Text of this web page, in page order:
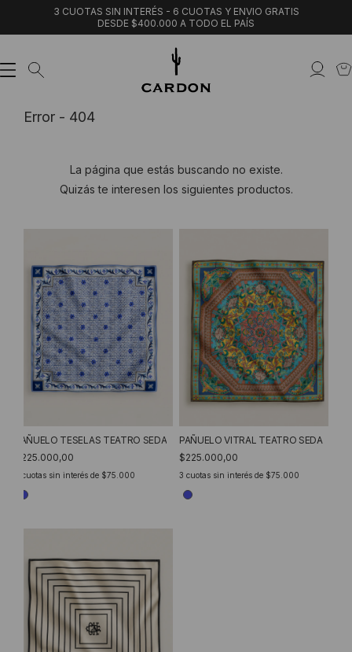
3 CUOTAS SIN INTERÉS - 6 CUOTAS Y ENVIO GRATIS
DESDE $400.000 A TODO EL PAÍS
Error - 404
La página que estás buscando no existe.
Quizás te interesen los siguientes productos.
PAÑUELO TESELAS TEATRO SEDA
$225.000,00
cuotas sin interés de $75.000
PAÑUELO VITRAL TEATRO SEDA
$225.000,00
3 cuotas sin interés de $75.000